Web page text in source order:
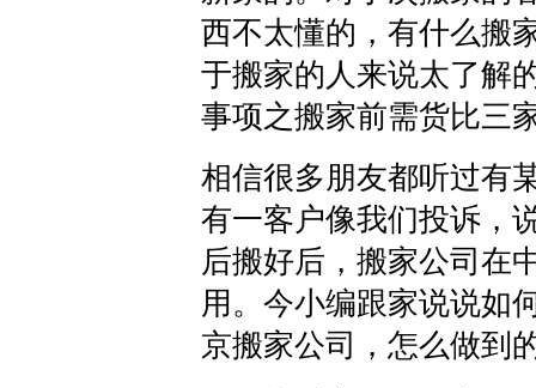
西不太懂的，有什么搬
于搬家的人来说太了解
事项之搬家前需货比三
相信很多朋友都听过有
有一客户像我们投诉，
后搬好后，搬家公司在
用。今小编跟家说说如
京搬家公司，怎么做到